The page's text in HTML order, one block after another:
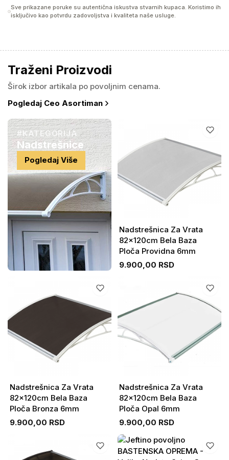
Sve prikazane poruke su autentična iskustva stvarnih kupaca. Koristimo ih
isključivo kao potvrdu zadovoljstva i kvaliteta naše usluge.
Traženi Proizvodi
Širok izbor artikala po povoljnim cenama.
Pogledaj Ceo Asortiman
#KATEGORIJA
Nadstrešnice
Pogledaj Više
Nadstrešnica Za Vrata
82x120cm Bela Baza
Ploča Providna 6mm
9.900,00 RSD
Nadstrešnica Za Vrata
82x120cm Bela Baza
Ploča Bronza 6mm
9.900,00 RSD
Nadstrešnica Za Vrata
82x120cm Bela Baza
Ploča Opal 6mm
9.900,00 RSD